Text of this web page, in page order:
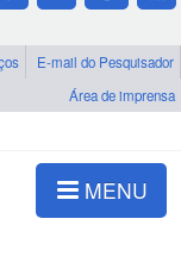
E-mail do Pesquisador
Área de imprensa
MENU